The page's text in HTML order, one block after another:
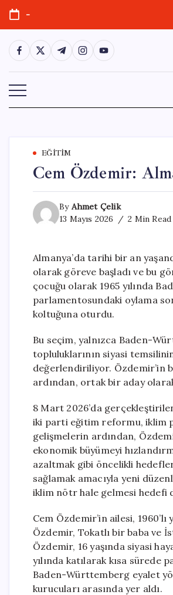
Skip
content
-
https://www.facebook.com/
https://twitter.com/
https://t.me/
https://https://
EĞITIM
Cem Özdemir:
By Ahmet Çelik
13 Mayıs 2026
2 Min Read
Almanya’da tarihi bir an
olarak göreve başladı ve bu
çocuğu olarak 1965 yılında
parlamentosundaki oylama
koltuğuna oturdu.
Bu seçim, yalnızca Baden-
topluluklarının siyasi
değerlendiriliyor. Özdemir’in
ardından, ortak bir aday
8 Mart 2026’da
iki parti eğitim reformu, iklim
gelişmelerin ardından,
ekonomik büyümeyi
azaltmak gibi öncelikli
sağlamak amacıyla yeni
iklim nötr hale gelmesi hedefi
Cem Özdemir’in ailesi,
Özdemir, Tokatlı bir baba ve
Özdemir, 16 yaşında siyasi
yılında katılarak kısa sürede
Baden-Württemberg eyalet
kurucuları arasında yer aldı.